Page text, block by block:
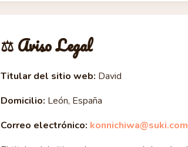
⚖️ Aviso Legal
Titular del sitio web: David
Domicilio: León, España
Correo electrónico: